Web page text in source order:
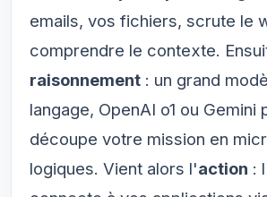
emails, vos fichiers, scrute le
comprendre le contexte.
raisonnement : un grand
langage, OpenAI o1 ou Gemini
découpe votre mission en
logiques. Vient alors l'action :